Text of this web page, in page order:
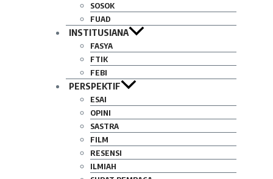
SOSOK
FUAD
INSTITUSIANA
FASYA
FTIK
FEBI
PERSPEKTIF
ESAI
OPINI
SASTRA
FILM
RESENSI
ILMIAH